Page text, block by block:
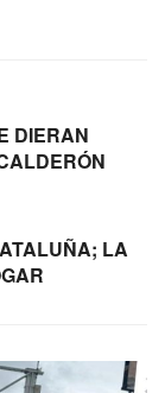
DIERAN
LA